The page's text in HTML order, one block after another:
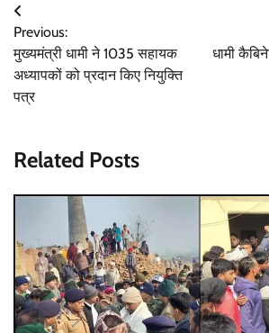
Post
navigation
Previous:
मुख्यमंत्री धामी ने 1035 सहायक
अध्यापकों को प्रदान किए नियुक्ति
पत्र
धामी
Related Posts